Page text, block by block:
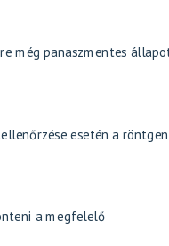
még panaszmentes
esetén a röntgen
a megfelelő